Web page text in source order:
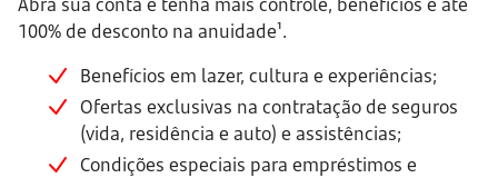
100% de desconto na anuidade¹.
Benefícios em lazer, cultura e experiências;
Ofertas exclusivas na contratação de seguros
(vida, residência e auto) e assistências;
Condições especiais para empréstimos e